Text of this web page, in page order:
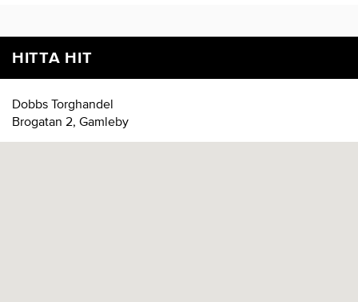
HITTA HIT
Dobbs Torghandel
Brogatan 2, Gamleby